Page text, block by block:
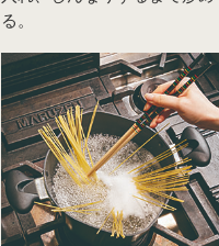
る。